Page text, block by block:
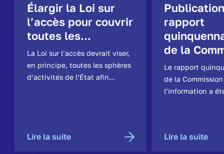
Élargir la Loi sur
l’accès pour couvrir
toutes les...
La Loi sur l’accès devrait viser,
en principe, toutes les sphères
d’activités de l’État afin...
Lire la suite
rapport
de la
Le rapport
de la Commission
l’information a
Lire la suite